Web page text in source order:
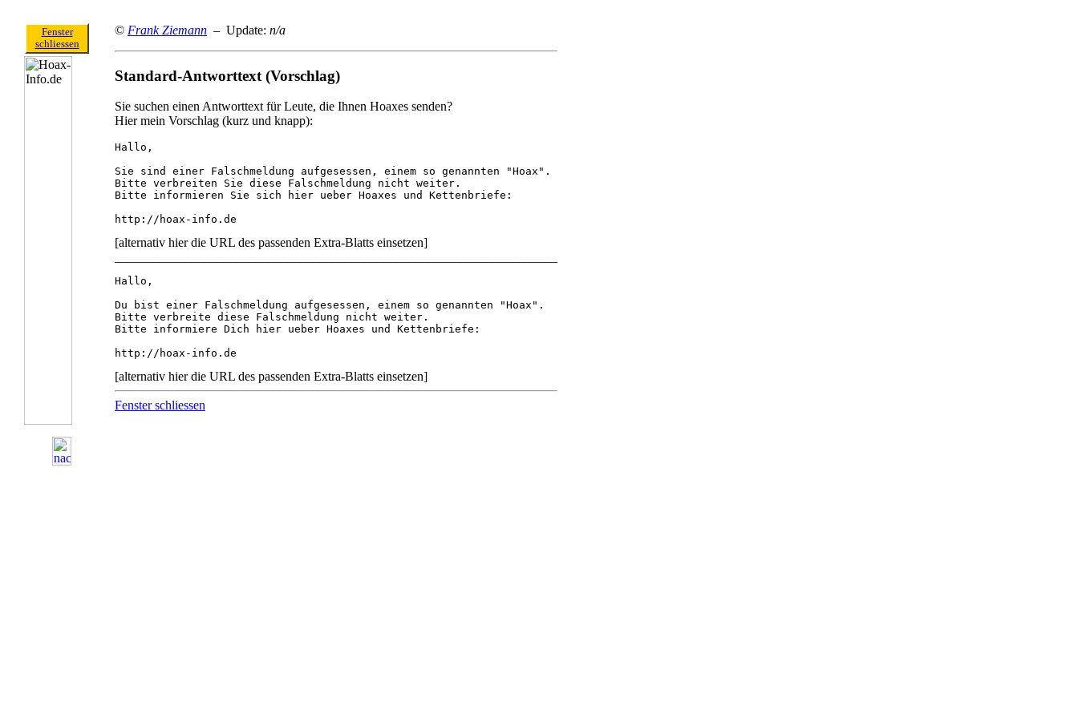
Fenster
schliessen
© Frank Ziemann – Update: n/a
Standard-Antworttext (Vorschlag)
Sie suchen einen Antworttext für Leute, die Ihnen Hoaxes senden?
Hier mein Vorschlag (kurz und knapp):
Hallo,
Sie sind einer Falschmeldung aufgesessen, einem so genannten "Hoax".
Bitte verbreiten Sie diese Falschmeldung nicht weiter.
Bitte informieren Sie sich hier ueber Hoaxes und Kettenbriefe:
http://hoax-info.de
[alternativ hier die URL des passenden Extra-Blatts einsetzen]
Hallo,
Du bist einer Falschmeldung aufgesessen, einem so genannten "Hoax".
Bitte verbreite diese Falschmeldung nicht weiter.
Bitte informiere Dich hier ueber Hoaxes und Kettenbriefe:
http://hoax-info.de
[alternativ hier die URL des passenden Extra-Blatts einsetzen]
Fenster schliessen